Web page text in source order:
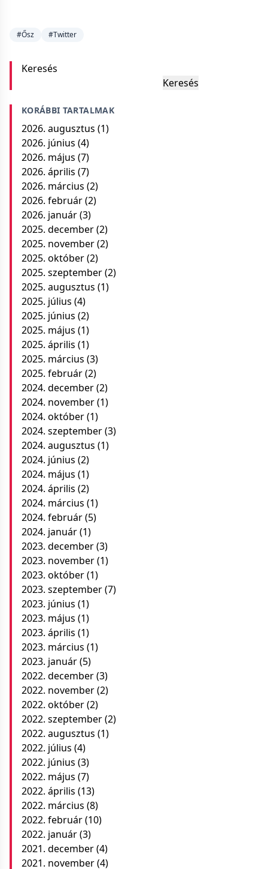
#Ősz #Twitter
Keresés
Keresés
KORÁBBI TARTALMAK
2026. augusztus (1)
2026. június (4)
2026. május (7)
2026. április (7)
2026. március (2)
2026. február(2)
2026. január(3)
2025. december(2)
2025. november(2)
2025. október(2)
2025. szeptember(2)
2025. augusztus (1)
2025. július (4)
2025. június (2)
2025. május (1)
2025. április (1)
2025. március (3)
2025. február(2)
2024. december(2)
2024. november(1)
2024. október(1)
2024. szeptember(3)
2024. augusztus (1)
2024. június (2)
2024. május (1)
2024. április (2)
2024. március (1)
2024. február(5)
2024. január(1)
2023. december(3)
2023. november(1)
2023. október(1)
2023. szeptember(7)
2023. június (1)
2023. május (1)
2023. április (1)
2023. március (1)
2023. január(5)
2022. december(3)
2022. november(2)
2022. október(2)
2022. szeptember(2)
2022. augusztus (1)
2022. július (4)
2022. június (3)
2022. május (7)
2022. április (13)
2022. március (8)
2022. február(10)
2022. január(3)
2021. december(4)
2021. november(4)